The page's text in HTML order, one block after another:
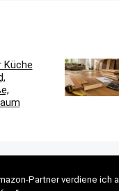
Partner verdiene ich